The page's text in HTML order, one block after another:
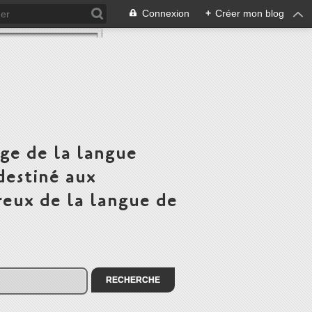
Connexion + Créer mon blog
de la langue
aux
de la langue de